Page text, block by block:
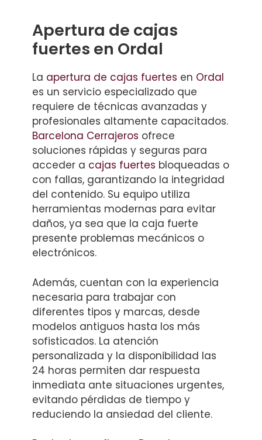
Apertura de cajas
fuertes en Ordal
La apertura de cajas fuertes en Ordal
es un servicio especializado que
requiere de técnicas avanzadas y
profesionales altamente capacitados.
Barcelona Cerrajeros ofrece
soluciones rápidas y seguras para
acceder a cajas fuertes bloqueadas o
con fallas, garantizando la integridad
del contenido. Su equipo utiliza
herramientas modernas para evitar
daños, ya sea que la caja fuerte
presente problemas mecánicos o
electrónicos.
Además, cuentan con la experiencia
necesaria para trabajar con
diferentes tipos y marcas, desde
modelos antiguos hasta los más
sofisticados. La atención
personalizada y la disponibilidad las
24 horas permiten dar respuesta
inmediata ante situaciones urgentes,
evitando pérdidas de tiempo y
reduciendo la ansiedad del cliente.